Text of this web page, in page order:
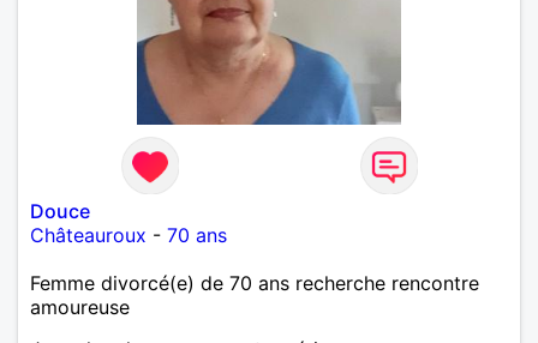
Douce
Châteauroux - 70 ans
Femme divorcé(e) de 70 ans recherche rencontre
amoureuse